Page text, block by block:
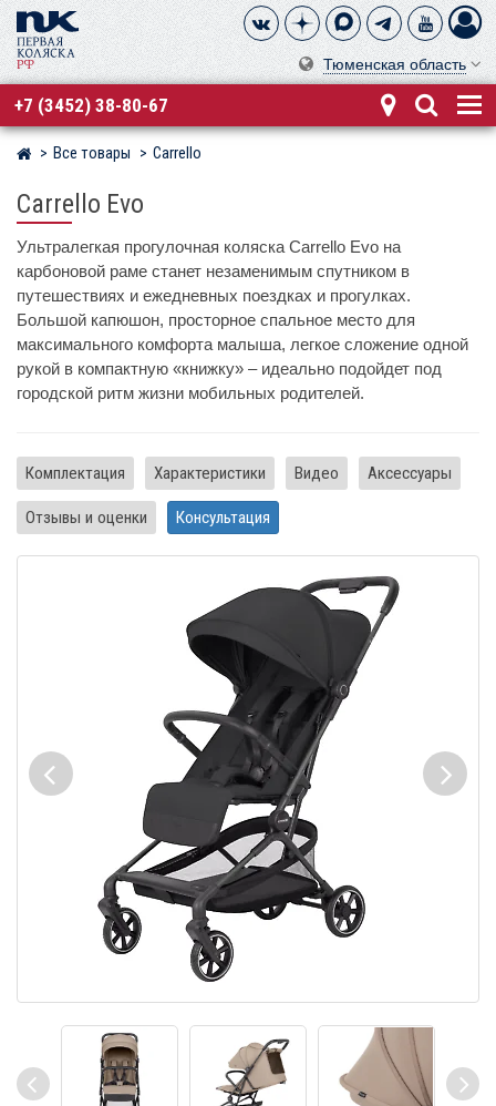
Тюменская область
+7 (3452) 38-80-67
Магазин детских колясок
Все товары Carrello
Carrello Evo
Ультралегкая прогулочная коляска Carrello Evo на
карбоновой раме станет незаменимым спутником в
путешествиях и ежедневных поездках и прогулках.
Большой капюшон, просторное спальное место для
максимального комфорта малыша, легкое сложение одной
рукой в компактную «книжку» – идеально подойдет под
городской ритм жизни мобильных родителей.
Комплектация Характеристики Видео Аксессуары
Отзывы и оценки Консультация